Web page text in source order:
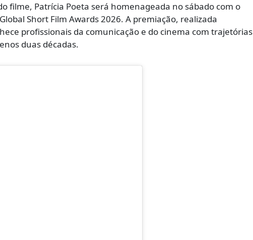
filme, Patrícia Poeta será homenageada no sábado com o
Short Film Awards 2026. A premiação, realizada
profissionais da comunicação e do cinema com trajetórias
duas décadas.